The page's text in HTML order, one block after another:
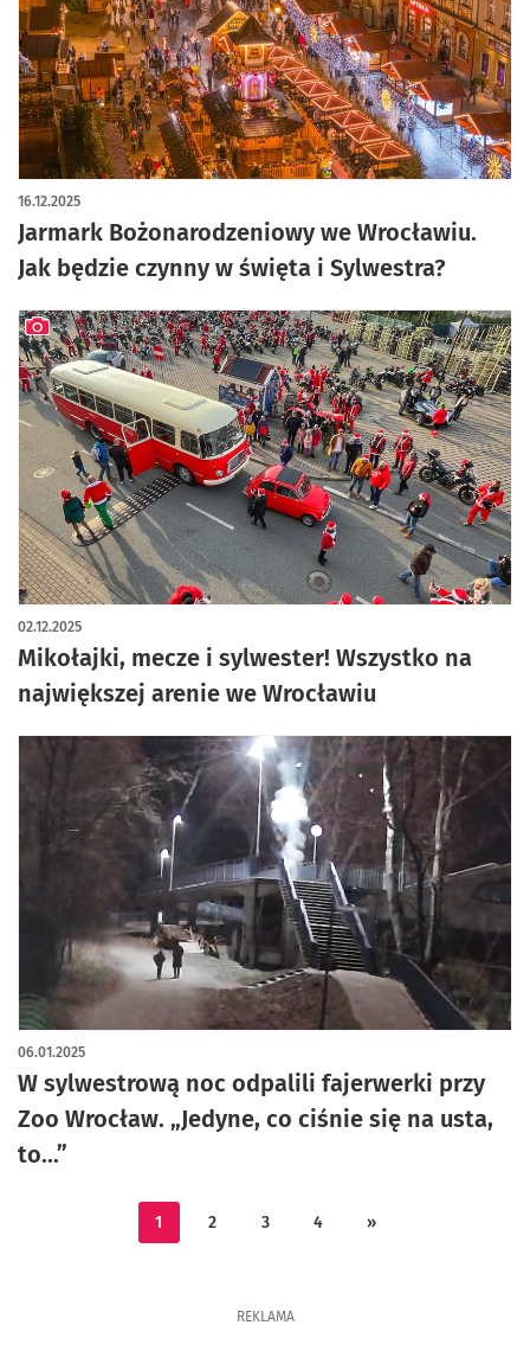
Jarmark Bożonarodzeniowy we Wrocławiu.
Jak będzie czynny w święta i Sylwestra?
16.12.2025
Mikołajki, mecze i sylwester! Wszystko na
największej arenie we Wrocławiu
02.12.2025
artykuł z galerią zdjęć
W sylwestrową noc odpalili fajerwerki przy
Zoo Wrocław. „Jedyne, co ciśnie się na usta,
to...”
06.01.2025
1 2 3 4 »
REKLAMA